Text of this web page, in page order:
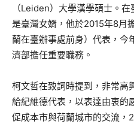
（Leiden）大學漢學碩士。
是臺灣女婿，他於2015年8月
蘭在臺辦事處前身）代表，今
濟部擔任重要職務。
柯文哲在致詞時提到，非常高
給紀維德代表，以表達由衷的
促成本市與荷蘭城市的交流，